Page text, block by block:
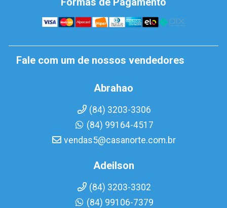
Fale com um de nossos vendedores
Abrahao
(84) 3203-3306
(84) 99164-4517
vendas5@casanorte.com.br
Adeilson
(84) 3203-3302
(84) 99106-7379